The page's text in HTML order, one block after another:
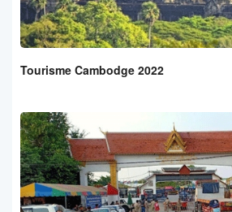
Tourisme Cambodge 2022